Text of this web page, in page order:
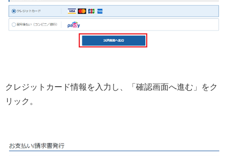
クレジットカード情報を入力し、「確認画面へ進む」をク
リック。